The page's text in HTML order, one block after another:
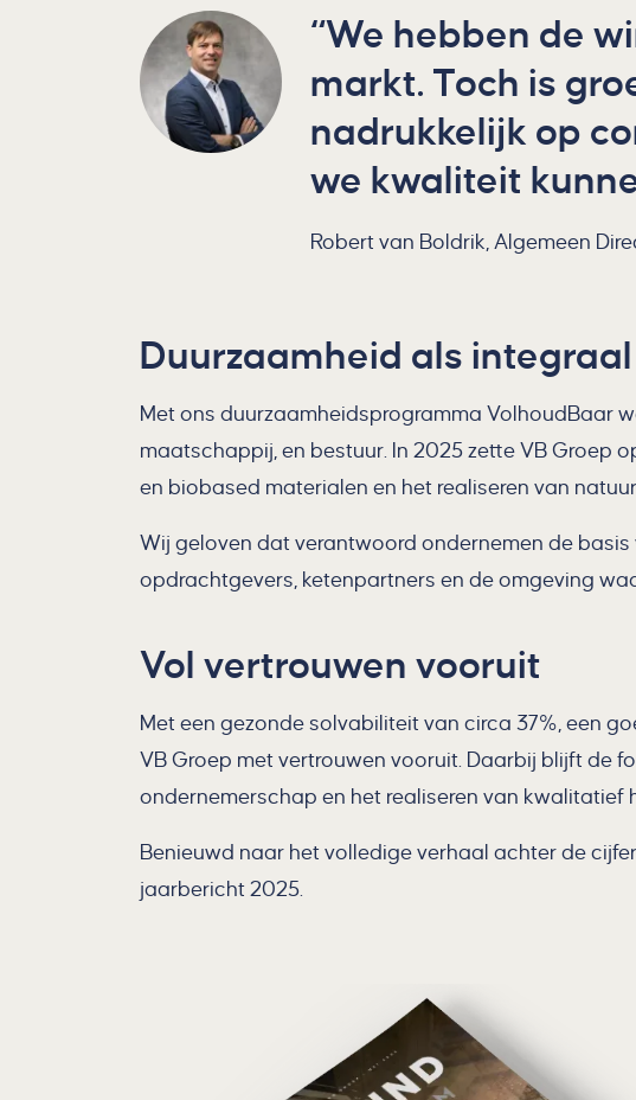
We hebben de
markt. Toch is
nadrukkelijk op
we kwaliteit
Robert van Boldrik, Algemeen
Duurzaamheid als
Met ons duurzaamheidsprogramma VolhoudBaar
maatschappij, en bestuur . In 2025 zette VB Groep
en biobased materialen en het realiseren van
Wij geloven dat verantwoord ondernemen de
opdrachtgevers, ketenpartners en de omgeving
Vol vertrouwen vooruit
Met een gezonde solvabiliteit van circa 37%, een
VB Groep met vertrouwen vooruit. Daarbij blijft de
ondernemerschap en het realiseren van kwalitatief
Benieuwd naar het volledige verhaal achter de
jaarbericht 2025.